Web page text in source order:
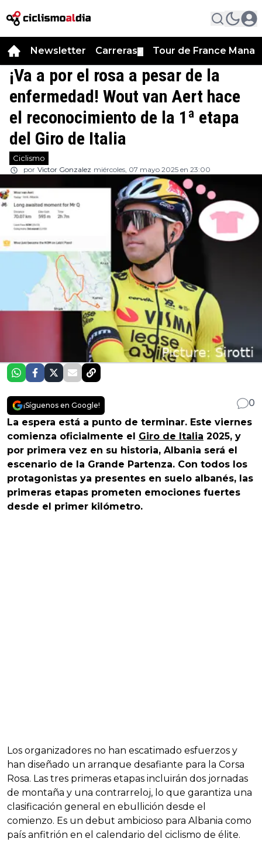
Newsletter Carreras Tour de France
¡Va a por el rosa a pesar de la
enfermedad! Wout van Aert hace
el reconocimiento de la 1ª etapa
del Giro de Italia
Ciclismo
por Victor Gonzalez miércoles, 07 mayo 2025 en 23:00
¡Síguenos en Google!
0
La espera está a punto de terminar. Este viernes
comienza oficialmente el Giro de Italia 2025, y
por primera vez en su historia, Albania será el
escenario de la Grande Partenza. Con todos los
protagonistas ya presentes en suelo albanés, las
primeras etapas prometen emociones fuertes
desde el primer kilómetro.
Los organizadores no han escatimado esfuerzos y
han diseñado un arranque desafiante para la Corsa
Rosa. Las tres primeras etapas incluirán dos jornadas
de montaña y una contrarreloj, lo que garantiza una
clasificación general en ebullición desde el
comienzo. Es un debut ambicioso para Albania como
país anfitrión en el calendario del ciclismo de élite.